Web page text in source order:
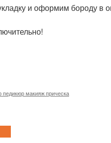
и оформим бороду в
педикюр макияж прическа